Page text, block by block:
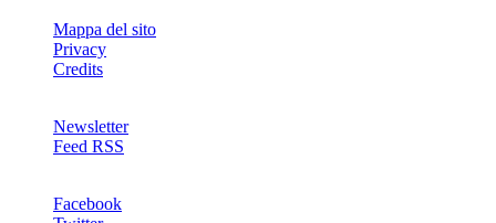
Mappa del sito
Privacy
Credits
Newsletter
Feed RSS
Facebook